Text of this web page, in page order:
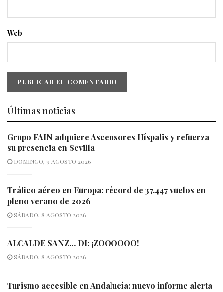
Web
Últimas noticias
Grupo FAIN adquiere Ascensores Híspalis y refuerza
su presencia en Sevilla
DOMINGO, 9 AGOSTO 2026
Tráfico aéreo en Europa: récord de 37.447 vuelos en
pleno verano de 2026
SÁBADO, 8 AGOSTO 2026
ALCALDE SANZ… DI: ¡ZOOOOOO!
SÁBADO, 8 AGOSTO 2026
Turismo accesible en Andalucía: nuevo informe alerta